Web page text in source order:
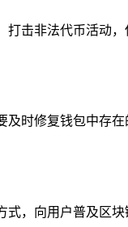
击非法代币活动
时修复钱包中存
，向用户普及区